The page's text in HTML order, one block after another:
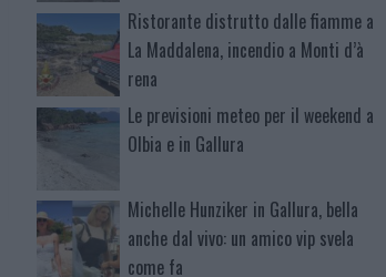
Ristorante distrutto dalle fiamme a
La Maddalena, incendio a Monti d’à
rena
Le previsioni meteo per il weekend a
Olbia e in Gallura
Michelle Hunziker in Gallura, bella
anche dal vivo: un amico vip svela
come fa